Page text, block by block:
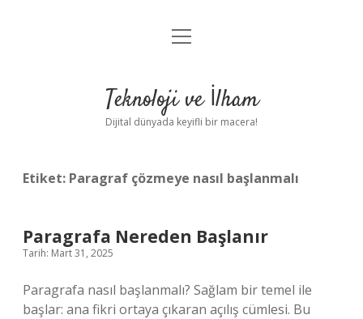
Anasayfa
Yasal Uyarı
menüyü
Teknoloji ve İlham
Dijital dünyada keyifli bir macera!
Etiket: Paragraf çözmeye nasıl başlanmalı
Paragrafa Nereden Başlanır
Tarih: Mart 31, 2025
Paragrafa nasıl başlanmalı? Sağlam bir temel ile
başlar: ana fikri ortaya çıkaran açılış cümlesi. Bu